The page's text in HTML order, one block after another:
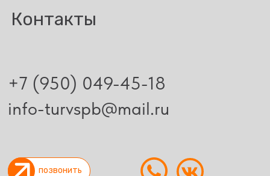
+7 (950) 049-45-18
info-turvspb@mail.ru
Контакты
позвонить